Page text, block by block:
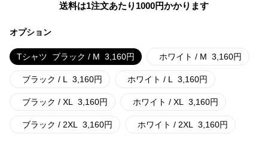
送料は1注文あたり 1000円かかります
オプション
Tシャツ ブラック / M 3,160円 ホワイト / M 3,160円
ブラック / L 3,160円 ホワイト / L 3,160円
ブラック / XL 3,160円 ホワイト / XL 3,160円
ブラック / 2XL 3,160円 ホワイト / 2XL 3,160円